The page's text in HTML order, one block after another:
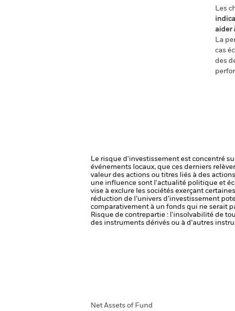
Les
aider
La
cas
des
Le risque d'investissement est concentré
événements locaux, que ces derniers
valeur des actions ou titres liés à des
une influence sont l'actualité politique et
vise à exclure les sociétés exerçant
réduction de l’univers d’investissement
comparativement à un fonds qui ne serait
Risque de contrepartie : l'insolvabilité de
des instruments dérivés ou à d'autres
Net Assets of Fund